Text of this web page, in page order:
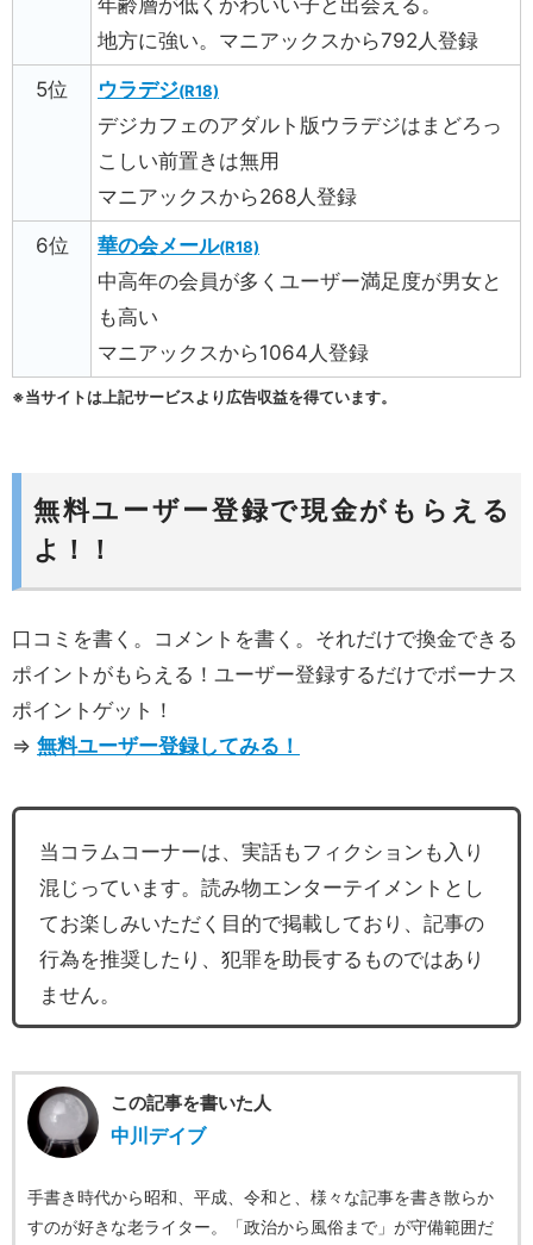
年齢層が低くかわいい子と出会える。
地方に強い。マニアックスから792人登録
5位 ウラデジ(R18)
デジカフェのアダルト版ウラデジはまどろっ
こしい前置きは無用
マニアックスから268人登録
6位 華の会メール(R18)
中高年の会員が多くユーザー満足度が男女と
も高い
マニアックスから1064人登録
※当サイトは上記サービスより広告収益を得ています。
無料ユーザー登録で現金がもらえる
よ！！
口コミを書く。コメントを書く。それだけで換金できる
ポイントがもらえる！ユーザー登録するだけでボーナス
ポイントゲット！
⇒ 無料ユーザー登録してみる！
当コラムコーナーは、実話もフィクションも入り
混じっています。読み物エンターテイメントとし
てお楽しみいただく目的で掲載しており、記事の
行為を推奨したり、犯罪を助長するものではあり
ません。
この記事を書いた人
中川デイブ
手書き時代から昭和、平成、令和と、様々な記事を書き散らか
すのが好きな老ライター。「政治から風俗まで」が守備範囲だ